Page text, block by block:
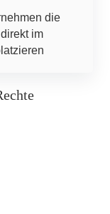
die
im